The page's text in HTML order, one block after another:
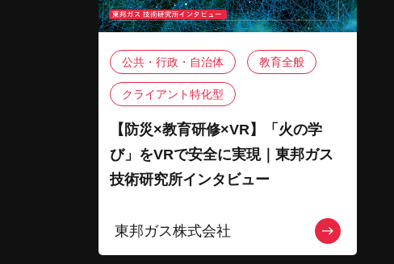
公共・行政・自治体 教育全般
クライアント特化型
【防災×教育研修×VR】「火の学
び」をVRで安全に実現｜東邦ガス
技術研究所インタビュー
東邦ガス株式会社